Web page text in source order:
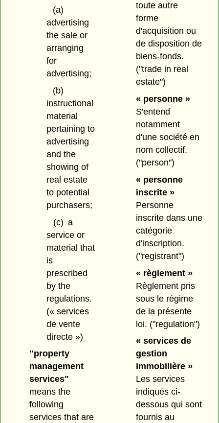
(a)
advertising
the sale or
arranging
for
advertising;
(b)
instructional
material
pertaining to
advertising
and the
showing of
real estate
to potential
purchasers;
(c) a
service or
material that
is
prescribed
by the
regulations.
(« services
de vente
directe »)
"property
management
services"
means the
following
services that are
toute autre
forme
d'acquisition ou
de disposition de
biens-fonds.
("trade in real
estate")
« personne »
S'entend
notamment
d'une société en
nom collectif.
("person")
« personne
inscrite »
Personne
inscrite dans une
catégorie
d'inscription.
("registrant")
« règlement »
Règlement pris
sous le régime
de la présente
loi. ("regulation")
« services de
gestion
immobilière »
Les services
indiqués ci-
dessous qui sont
fournis au